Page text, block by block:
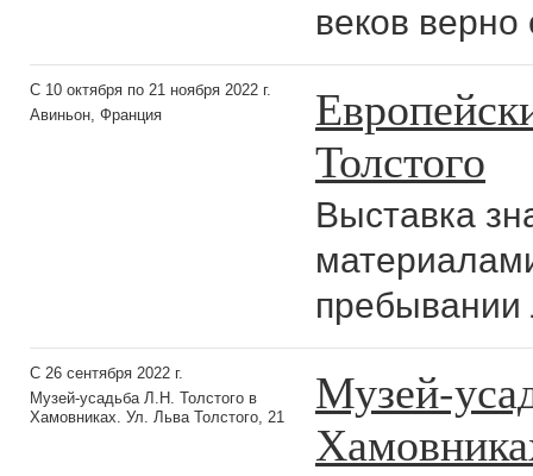
веков
С 10 октября по 21 ноября 2022 г.
Авиньон, Франция
Толстого
Выставка
пребывании
С 26 сентября 2022 г.
Музей-усадьба Л.Н. Толстого в
Хамовниках. Ул. Льва Толстого, 21
Музей-